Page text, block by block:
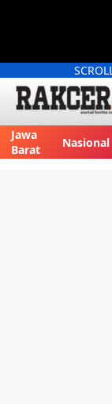
Jawa
Barat
Nasional